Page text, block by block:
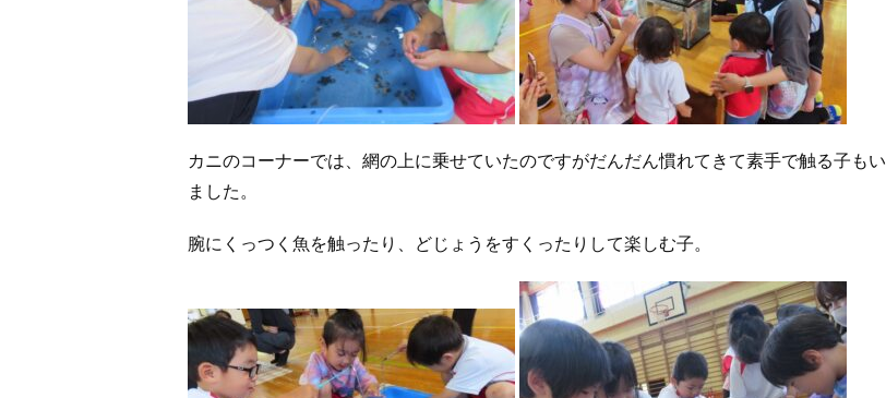
カニのコーナーでは、網の上に乗せていたのですがだんだん慣れてきて素手で触る子もい
ました。
腕にくっつく魚を触ったり、どじょうをすくったりして楽しむ子。